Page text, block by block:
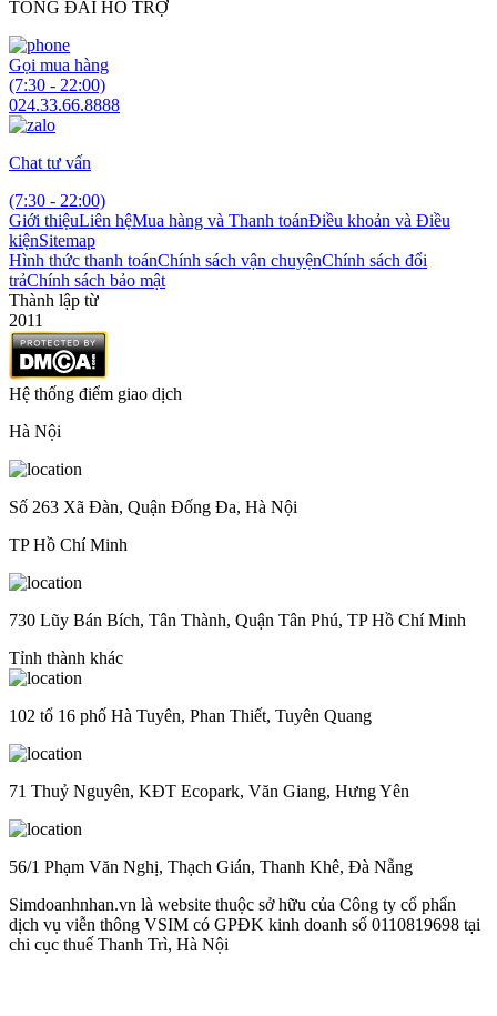
TỔNG ĐÀI HỖ TRỢ
Gọi mua hàng
(7:30 - 22:00)
024.33.66.8888
Chat tư vấn
(7:30 - 22:00)
Giới thiệuLiên hệMua hàng và Thanh toánĐiều khoản và Điều
kiệnSitemap
Hình thức thanh toánChính sách vận chuyệnChính sách đổi
trảChính sách bảo mật
Thành lập từ
2011
Hệ thống điểm giao dịch
Hà Nội
Số 263 Xã Đàn, Quận Đống Đa, Hà Nội
TP Hồ Chí Minh
730 Lũy Bán Bích, Tân Thành, Quận Tân Phú, TP Hồ Chí Minh
Tỉnh thành khác
102 tổ 16 phố Hà Tuyên, Phan Thiết, Tuyên Quang
71 Thuỷ Nguyên, KĐT Ecopark, Văn Giang, Hưng Yên
56/1 Phạm Văn Nghị, Thạch Gián, Thanh Khê, Đà Nẵng
Simdoanhnhan.vn là website thuộc sở hữu của Công ty cổ phẩn
dịch vụ viễn thông VSIM có GPĐK kinh doanh số 0110819698 tại
chi cục thuế Thanh Trì, Hà Nội